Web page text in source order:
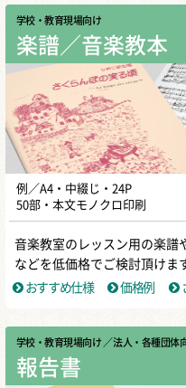
学校・教育現場向け
楽譜／音楽教本
例／A4・中綴じ・24P
50部・本文モノクロ印刷
音楽教室のレッスン用の楽譜
などを低価格でご検討頂けま
おすすめ仕様
価格例
学校・教育現場向け ／ 法人・各種団体
報告書